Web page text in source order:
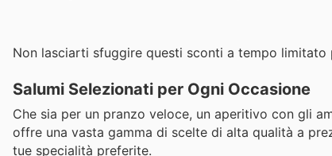
Non lasciarti sfuggire questi sconti a tempo limitato
Salumi Selezionati per Ogni Occasione
Che sia per un pranzo veloce, un aperitivo con gli
offre una vasta gamma di scelte di alta qualità a
tue specialità preferite.